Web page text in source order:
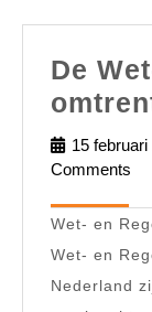
De
15 februari
Comments
Wet- en
Wet- en
Nederland